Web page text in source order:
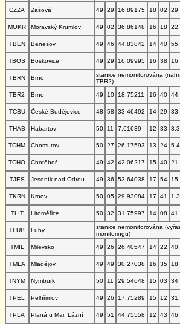
CZZA Zašová 49 29 16.89175 18 02
MOKR
Moravský Krumlov 49 02 36.86148 16 18
TBEN
Benešov 49 46 44.83842 14 40
TBOS
Boskovice 49 29 16.09995 16 38
TBRN
Brno
stanice nemonitorována
TBR2)
TBR2
Brno 49 10 18.75211 16 40
TCBU
České Budějovice 48 58 33.46492 14 29
THAB
Habartov 50 11 7.61639 12 33
TCHM
Chomutov 50 27 26.17593 13 24
TCHO
Chotěboř 49 42 42.06217 15 40
TJES
Jeseník nad Odrou 49 36 53.64038 17 54
TKRN
Krnov 50 05 29.93084 17 41
TLIT
Litoměřice 50 32 31.75997 14 08
TLUB
Luby
stanice nemonitorována
monitoringu)
TMIL
Milevsko 49 26 26.40547 14 22
TMLA
Mladějov 49 49 30.27038 16 35
TNYM
Nymburk 50 11 29.54648 15 03
TPEL
Pelhřimov 49 26 17.75289 15 12
TPLA
Planá u Mar. Lázní 49 51 44.75558 12 43